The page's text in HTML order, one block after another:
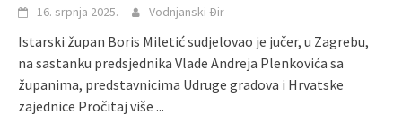
16. srpnja 2025. Vodnjanski Đir
Istarski župan Boris Miletić sudjelovao je jučer, u Zagrebu,
na sastanku predsjednika Vlade Andreja Plenkovića sa
županima, predstavnicima Udruge gradova i Hrvatske
zajednice Pročitaj više ...